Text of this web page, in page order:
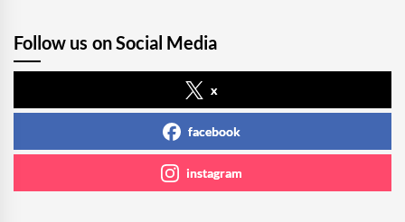
Follow us on Social Media
x
facebook
instagram